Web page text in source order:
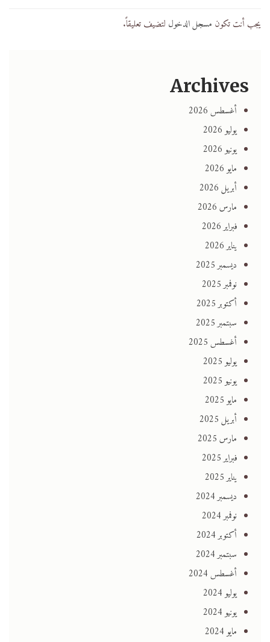
يجب أنت تكون مسجل الدخول لتضيف تعليقاً.
Archives
أغسطس 2026
يوليو 2026
يونيو 2026
مايو 2026
أبريل 2026
مارس 2026
فبراير 2026
يناير 2026
ديسمبر 2025
نوفمبر 2025
أكتوبر 2025
سبتمبر 2025
أغسطس 2025
يوليو 2025
يونيو 2025
مايو 2025
أبريل 2025
مارس 2025
فبراير 2025
يناير 2025
ديسمبر 2024
نوفمبر 2024
أكتوبر 2024
سبتمبر 2024
أغسطس 2024
يوليو 2024
يونيو 2024
مايو 2024